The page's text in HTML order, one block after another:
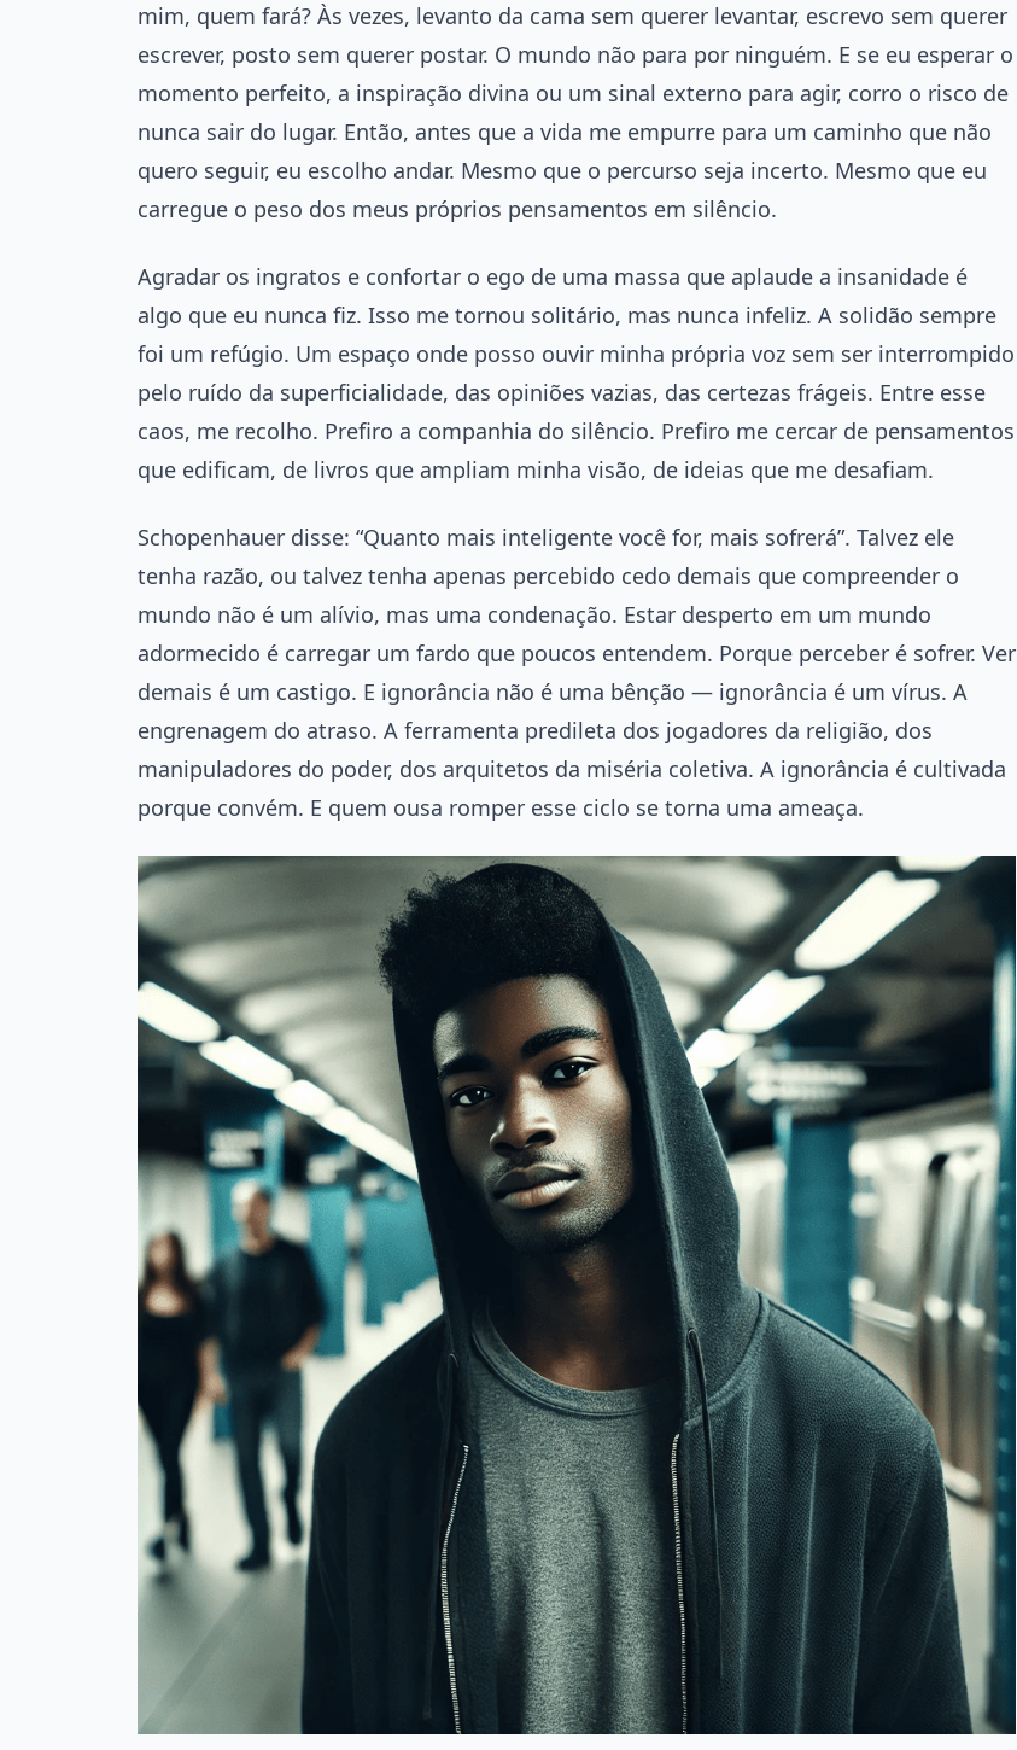
mim, quem fará? Às vezes, levanto da cama sem querer levantar, escrevo sem querer
escrever, posto sem querer postar. O mundo não para por ninguém. E se eu esperar o
momento perfeito, a inspiração divina ou um sinal externo para agir, corro o risco de
nunca sair do lugar. Então, antes que a vida me empurre para um caminho que não
quero seguir, eu escolho andar. Mesmo que o percurso seja incerto. Mesmo que eu
carregue o peso dos meus próprios pensamentos em silêncio.
Agradar os ingratos e confortar o ego de uma massa que aplaude a insanidade é
algo que eu nunca fiz. Isso me tornou solitário, mas nunca infeliz. A solidão sempre
foi um refúgio. Um espaço onde posso ouvir minha própria voz sem ser interrompido
pelo ruído da superficialidade, das opiniões vazias, das certezas frágeis. Entre esse
caos, me recolho. Prefiro a companhia do silêncio. Prefiro me cercar de pensamentos
que edificam, de livros que ampliam minha visão, de ideias que me desafiam.
Schopenhauer disse: “Quanto mais inteligente você for, mais sofrerá”. Talvez ele
tenha razão, ou talvez tenha apenas percebido cedo demais que compreender o
mundo não é um alívio, mas uma condenação. Estar desperto em um mundo
adormecido é carregar um fardo que poucos entendem. Porque perceber é sofrer. Ver
demais é um castigo. E ignorância não é uma bênção — ignorância é um vírus. A
engrenagem do atraso. A ferramenta predileta dos jogadores da religião, dos
manipuladores do poder, dos arquitetos da miséria coletiva. A ignorância é cultivada
porque convém. E quem ousa romper esse ciclo se torna uma ameaça.